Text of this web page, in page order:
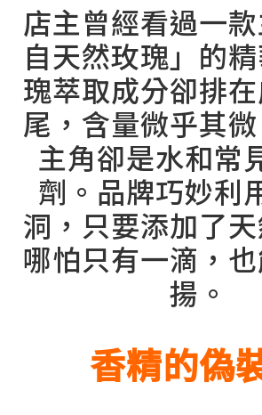
店主曾經看過一
自天然玫瑰」的
瑰萃取成分卻排
尾，含量微乎其
主角卻是水和常
劑。品牌巧妙利
洞，只要添加了天
哪怕只有一滴，
揚。
香精的偽